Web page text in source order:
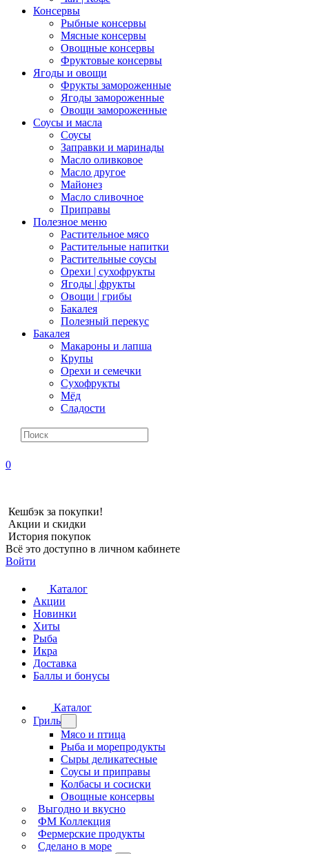
Консервы
Рыбные консервы
Мясные консервы
Овощные консервы
Фруктовые консервы
Ягоды и овощи
Фрукты замороженные
Ягоды замороженные
Овощи замороженные
Соусы и масла
Соусы
Заправки и маринады
Масло оливковое
Масло другое
Майонез
Масло сливочное
Приправы
Полезное меню
Растительное мясо
Растительные напитки
Растительные соусы
Орехи | сухофрукты
Ягоды | фрукты
Овощи | грибы
Бакалея
Полезный перекус
Бакалея
Макароны и лапша
Крупы
Орехи и семечки
Сухофрукты
Мёд
Сладости
0
Кешбэк за покупки!
Акции и скидки
История покупок
Всё это доступно в личном кабинете
Войти
Каталог
Акции
Новинки
Хиты
Рыба
Икра
Доставка
Баллы и бонусы
Каталог
Гриль
Мясо и птица
Рыба и морепродукты
Сыры деликатесные
Соусы и приправы
Колбасы и сосиски
Овощные консервы
Выгодно и вкусно
ФМ Коллекция
Фермерские продукты
Сделано в море